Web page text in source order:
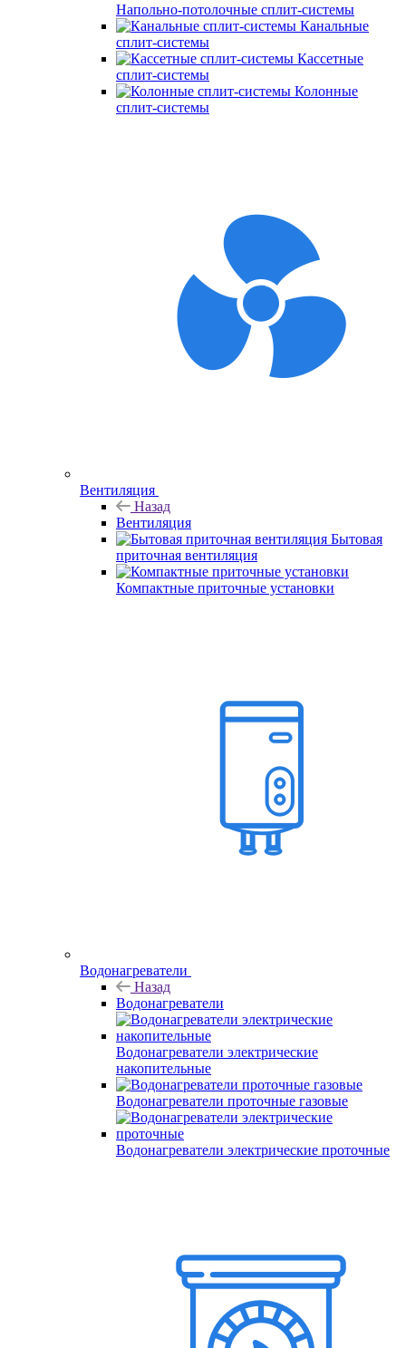
Напольно-потолочные сплит-системы
Канальные
сплит-системы
Кассетные
сплит-системы
Колонные
сплит-системы
Вентиляция
Назад
Вентиляция
Бытовая
приточная вентиляция
Компактные приточные установки
Водонагреватели
Назад
Водонагреватели
Водонагреватели электрические
накопительные
Водонагреватели проточные газовые
Водонагреватели электрические проточные